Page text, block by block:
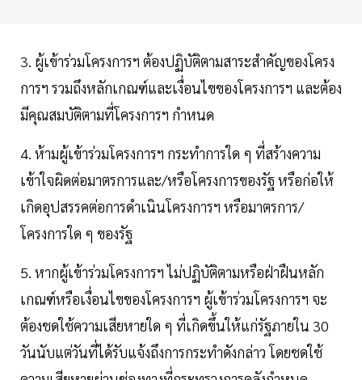
3. ผู้เข้าร่วมโครงการฯ ต้องปฏิบัติตามสาระสำคัญของโครง
การฯ รวมถึงหลักเกณฑ์และเงื่อนไขของโครงการฯ และต้อง
มีคุณสมบัติตามที่โครงการฯ กำหนด
4. ห้ามผู้เข้าร่วมโครงการฯ กระทำการใด ๆ ที่สร้างความ
เข้าใจผิดต่อมาตรการและ/หรือโครงการของรัฐ หรือก่อให้
เกิดอุปสรรคต่อการดำเนินโครงการฯ หรือมาตรการ/
โครงการใด ๆ ของรัฐ
5. หากผู้เข้าร่วมโครงการฯ ไม่ปฏิบัติตามหรือฝ่าฝืนหลัก
เกณฑ์หรือเงื่อนไขของโครงการฯ ผู้เข้าร่วมโครงการฯ จะ
ต้องชดใช้ความเสียหายใด ๆ ที่เกิดขึ้นให้แก่รัฐภายใน 30
วันนับแต่วันที่ได้รับแจ้งถึงการกระทำดังกล่าว โดยชดใช้